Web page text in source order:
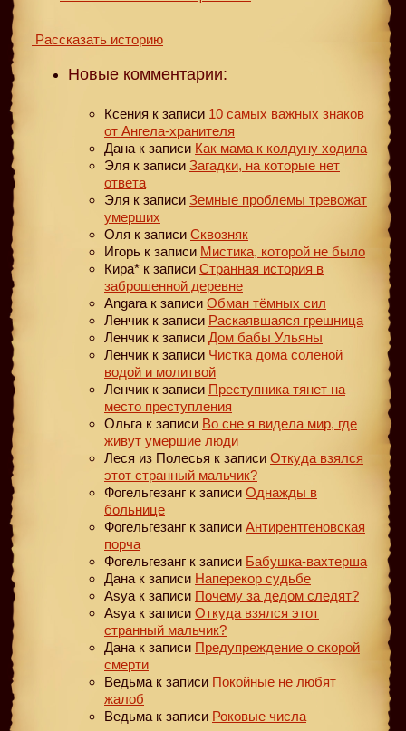
Рассказать историю
Новые комментарии:
Ксения к записи 10 самых важных знаков
от Ангела-хранителя
Дана к записи Как мама к колдуну ходила
Эля к записи Загадки, на которые нет
ответа
Эля к записи Земные проблемы тревожат
умерших
Оля к записи Сквозняк
Игорь к записи Мистика, которой не было
Кира* к записи Странная история в
заброшенной деревне
Angara к записи Обман тёмных сил
Ленчик к записи Раскаявшаяся грешница
Ленчик к записи Дом бабы Ульяны
Ленчик к записи Чистка дома соленой
водой и молитвой
Ленчик к записи Преступника тянет на
место преступления
Ольга к записи Во сне я видела мир, где
живут умершие люди
Леся из Полесья к записи Откуда взялся
этот странный мальчик?
Фогельгезанг к записи Однажды в
больнице
Фогельгезанг к записи Антирентгеновская
порча
Фогельгезанг к записи Бабушка-вахтерша
Дана к записи Наперекор судьбе
Asya к записи Почему за дедом следят?
Asya к записи Откуда взялся этот
странный мальчик?
Дана к записи Предупреждение о скорой
смерти
Ведьма к записи Покойные не любят
жалоб
Ведьма к записи Роковые числа